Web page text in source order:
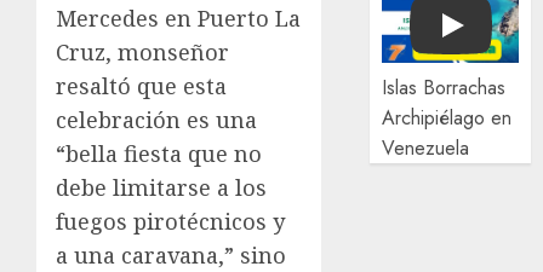
Mercedes en Puerto La
Cruz, monseñor
resaltó que esta
celebración es una
“bella fiesta que no
debe limitarse a los
fuegos pirotécnicos y
a una caravana,” sino
Play
Islas Borrachas
Archipiélago en
Venezuela